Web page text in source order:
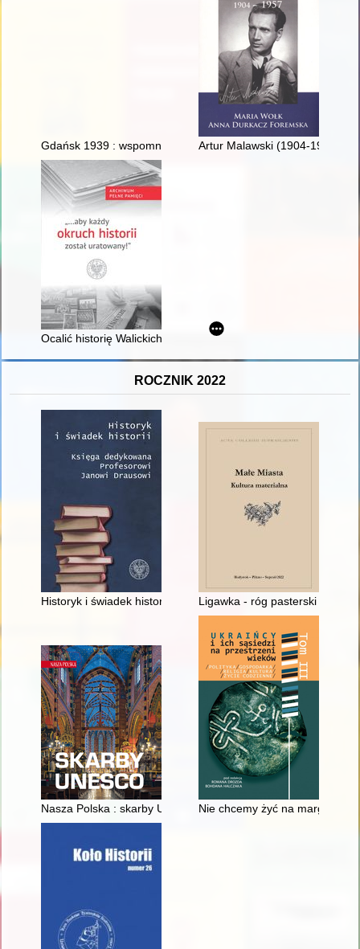
Gdańsk 1939 : wspomnienia Polaków-Gdańszczan
Artur Malawski (1904-1957) :
Ocalić historię Walickich"
ROCZNIK 2022
Historyk i świadek historii : szkic do portretu prof. Jana Drausa
Ligawka - róg pasterski :
Nasza Polska : skarby UNESCONie chcemy żyć na marginesie